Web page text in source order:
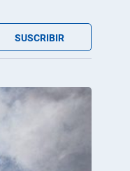
SUSCRIBIR